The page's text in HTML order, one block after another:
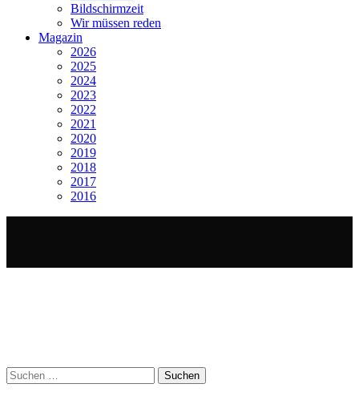
Bildschirmzeit
Wir müssen reden
Magazin
2026
2025
2024
2023
2022
2021
2020
2019
2018
2017
2016
Suchen
nach: